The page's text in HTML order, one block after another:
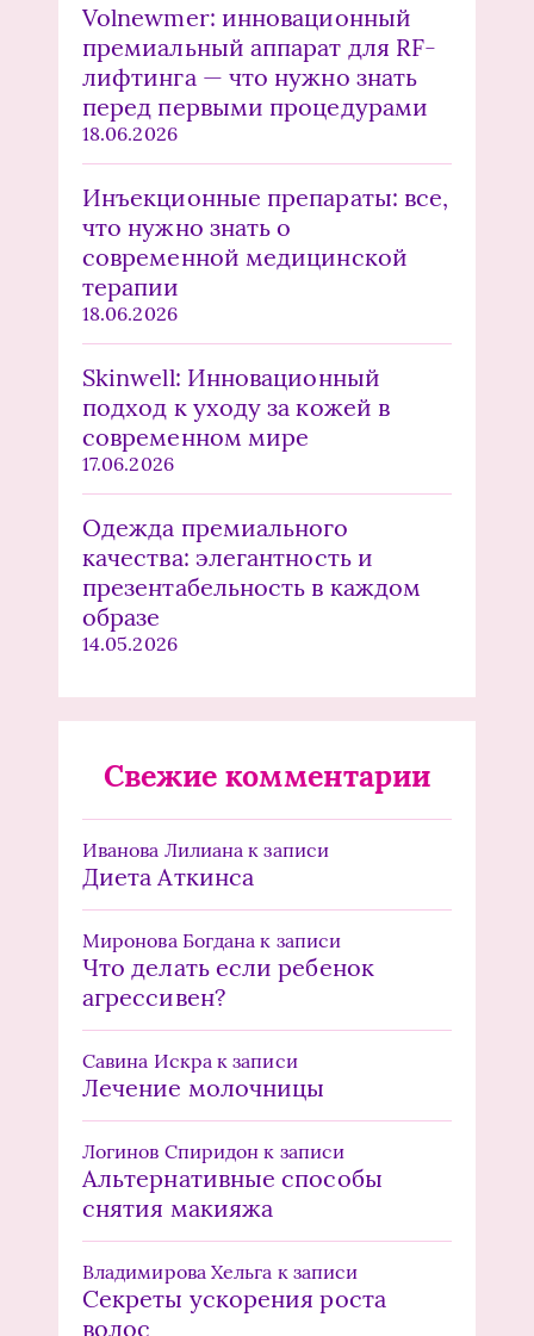
Volnewmer: инновационный
премиальный аппарат для RF-
лифтинга — что нужно знать
перед первыми процедурами
18.06.2026
Инъекционные препараты: все,
что нужно знать о
современной медицинской
терапии
18.06.2026
Skinwell: Инновационный
подход к уходу за кожей в
современном мире
17.06.2026
Одежда премиального
качества: элегантность и
презентабельность в каждом
образе
14.05.2026
Свежие комментарии
Иванова Лилиана к записи
Диета Аткинса
Миронова Богдана к записи
Что делать если ребенок
агрессивен?
Савина Искра к записи
Лечение молочницы
Логинов Спиридон к записи
Альтернативные способы
снятия макияжа
Владимирова Хельга к записи
Секреты ускорения роста
волос